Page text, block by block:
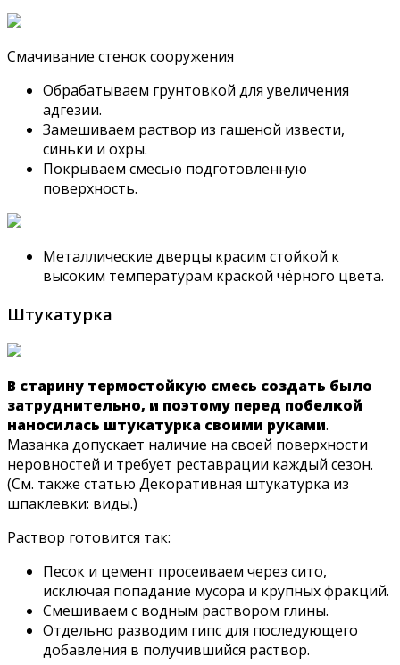
Смачивание стенок сооружения
Обрабатываем грунтовкой для увеличения
адгезии.
Замешиваем раствор из гашеной извести,
синьки и охры.
Покрываем смесью подготовленную
поверхность.
Металлические дверцы красим стойкой к
высоким температурам краской чёрного цвета.
Штукатурка
В старину термостойкую смесь создать было
затруднительно, и поэтому перед побелкой
наносилась штукатурка своими руками.
Мазанка допускает наличие на своей поверхности
неровностей и требует реставрации каждый сезон.
(См. также статью Декоративная штукатурка из
шпаклевки: виды.)
Раствор готовится так:
Песок и цемент просеиваем через сито,
исключая попадание мусора и крупных фракций.
Смешиваем с водным раствором глины.
Отдельно разводим гипс для последующего
добавления в получившийся раствор.